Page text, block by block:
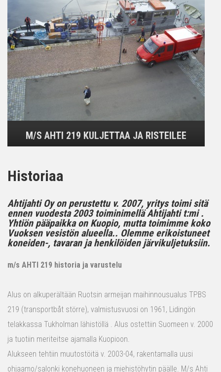
M/S AHTI 219 KULJETTAA JA RISTEILEE
Historiaa
Ahtijahti Oy on perustettu v. 2007, yritys toimi sitä
ennen vuodesta 2003 toiminimellä Ahtijahti t:mi .
Yhtiön pääpaikka on Kuopio, mutta toimimme koko
Vuoksen vesistön alueella.. Olemme erikoistuneet
koneiden-, tavaran ja henkilöiden järvikuljetuksiin.
m/s AHTI 219 historia ja varustelu
Alus on alkuperältään Ruotsin armeijan maihinnousualus TPBS
219 (transportbåt större), valmistusvuosi on 1961, Lidingön
telakkassa Tukholman lähistöllä . Alus ostettiin Suomeen v. 2000
ja tuotiin meriteitse ajamalla Kuopioon.
Alukseen tehtiin muutostöitä v. 2003-04, rakentamalla uusi
ohjaamo/salonki konehuoneen ja miehistöhytin päälle. M/s Ahti